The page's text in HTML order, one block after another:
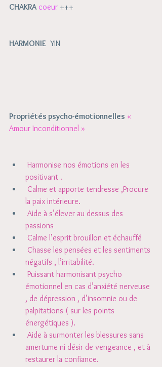
CHAKRA coeur +++
HARMONIE
  YIN
Propriétés psycho-émotionnelles «
Amour Inconditionnel »
positivant .
la paix intérieure.
passions
Calme l’esprit brouillon et échauffé
négatifs , l’irritabilité.
émotionnel en cas d’anxiété nerveuse
, de dépression , d’insomnie ou de
palpitations ( sur les points
énergétiques ).
amertume ni désir de vengeance , et à
restaurer la confiance.